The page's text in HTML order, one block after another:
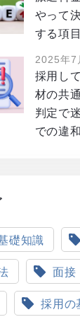
やって
する項
2025年7
採用し
材の共
判定で
での違
礎知識
面接
採用の